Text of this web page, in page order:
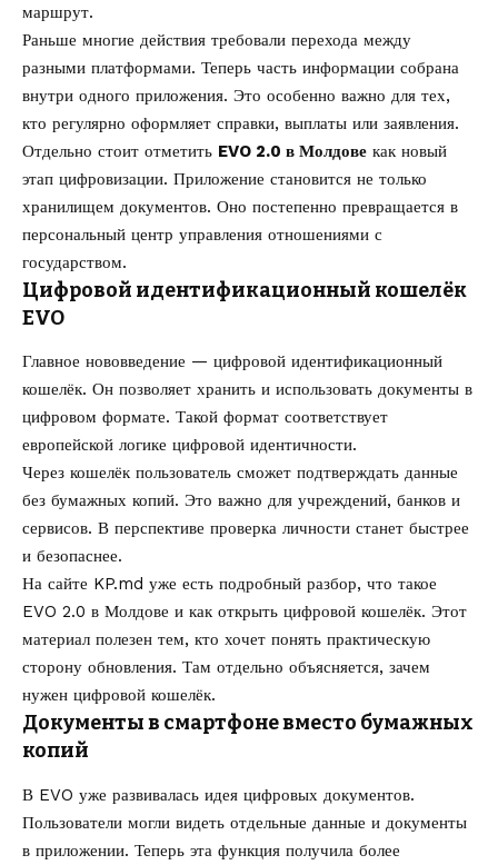
маршрут.
Раньше многие действия требовали перехода между
разными платформами. Теперь часть информации собрана
внутри одного приложения. Это особенно важно для тех,
кто регулярно оформляет справки, выплаты или заявления.
Отдельно стоит отметить EVO 2.0 в Молдове как новый
этап цифровизации. Приложение становится не только
хранилищем документов. Оно постепенно превращается в
персональный центр управления отношениями с
государством.
Цифровой идентификационный кошелёк
EVO
Главное нововведение — цифровой идентификационный
кошелёк. Он позволяет хранить и использовать документы в
цифровом формате. Такой формат соответствует
европейской логике цифровой идентичности.
Через кошелёк пользователь сможет подтверждать данные
без бумажных копий. Это важно для учреждений, банков и
сервисов. В перспективе проверка личности станет быстрее
и безопаснее.
На сайте KP.md уже есть подробный разбор, что такое
EVO 2.0 в Молдове и как открыть цифровой кошелёк. Этот
материал полезен тем, кто хочет понять практическую
сторону обновления. Там отдельно объясняется, зачем
нужен цифровой кошелёк.
Документы в смартфоне вместо бумажных
копий
В EVO уже развивалась идея цифровых документов.
Пользователи могли видеть отдельные данные и документы
в приложении. Теперь эта функция получила более